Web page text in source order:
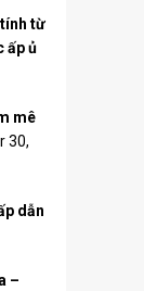
từ
ấp ủ
mê
30,
dẫn
–